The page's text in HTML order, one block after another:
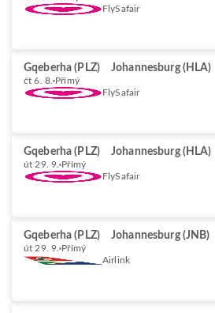
FlySafair
Gqeberha (PLZ) Johannesburg (HLA)
čt 6. 8. Přímý
FlySafair
Gqeberha (PLZ) Johannesburg (HLA)
út 29. 9. Přímý
FlySafair
Gqeberha (PLZ) Johannesburg (JNB)
út 29. 9. Přímý
Airlink